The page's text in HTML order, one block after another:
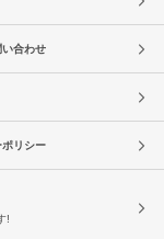
合わせ
ポリシー
!